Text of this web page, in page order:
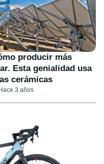
producir más
Esta genialidad usa
cerámicas
Hace 3 años